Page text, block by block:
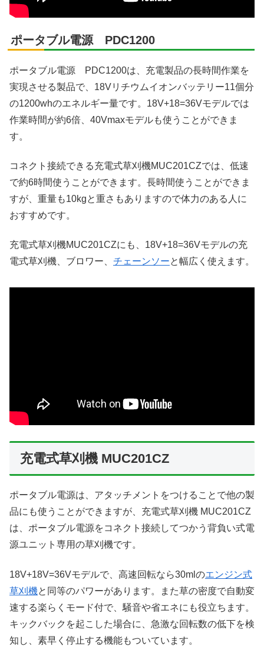
ポータブル電源 PDC1200
ポータブル電源 PDC1200は、充電製品の長時間作業を
実現させる製品で、18Vリチウムイオンバッテリー11個分
の1200whのエネルギー量です。18V+18=36Vモデルでは
作業時間が約6倍、40Vmaxモデルも使うことができま
す。
コネクト接続できる充電式草刈機MUC201CZでは、低速
で約6時間使うことができます。長時間使うことができま
すが、重量も10kgと重さもありますので体力のある人に
おすすめです。
充電式草刈機MUC201CZにも、18V+18=36Vモデルの充
電式草刈機、ブロワー、 チェーンソーと幅広く使えます。
充電式草刈機 MUC201CZ
ポータブル電源は、アタッチメントをつけることで他の製
品にも使うことができますが、充電式草刈機 MUC201CZ
は、ポータブル電源をコネクト接続してつかう背負い式電
源ユニット専用の草刈機です。
18V+18V=36Vモデルで、高速回転なら30mlのエンジン式
草刈機と同等のパワーがあります。また草の密度で自動変
速する楽らくモード付で、騒音や省エネにも役立ちます。
キックバックを起こした場合に、急激な回転数の低下を検
知し、素早く停止する機能もついています。